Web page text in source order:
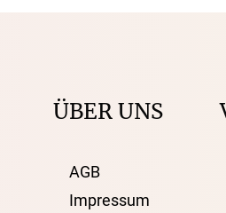
ÜBER UNS
AGB
Impressum